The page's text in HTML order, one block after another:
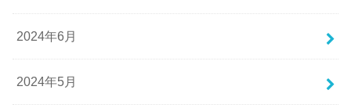
2024年6月
2024年5月